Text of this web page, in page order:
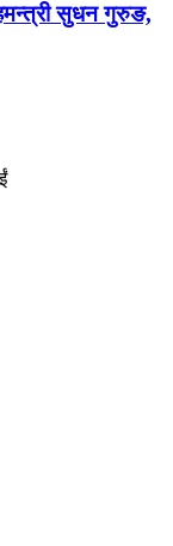
सुधन गुरुङ,